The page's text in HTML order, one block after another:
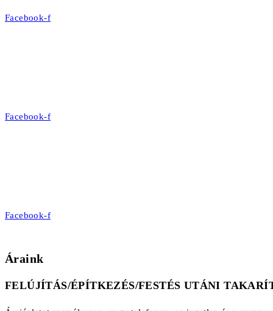
Facebook-f
Facebook-f
Facebook-f
Áraink
FELÚJÍTÁS/ÉPÍTKEZÉS/FESTÉS UTÁNI